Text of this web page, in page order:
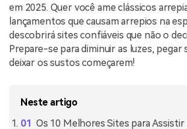
em 2025. Quer você ame clássicos
lançamentos que causam arrepios na
descobrirá sites confiáveis que não o
Prepare-se para diminuir as luzes, pegar
deixar os sustos começarem!
Neste artigo
Os 10 Melhores Sites para Assistir